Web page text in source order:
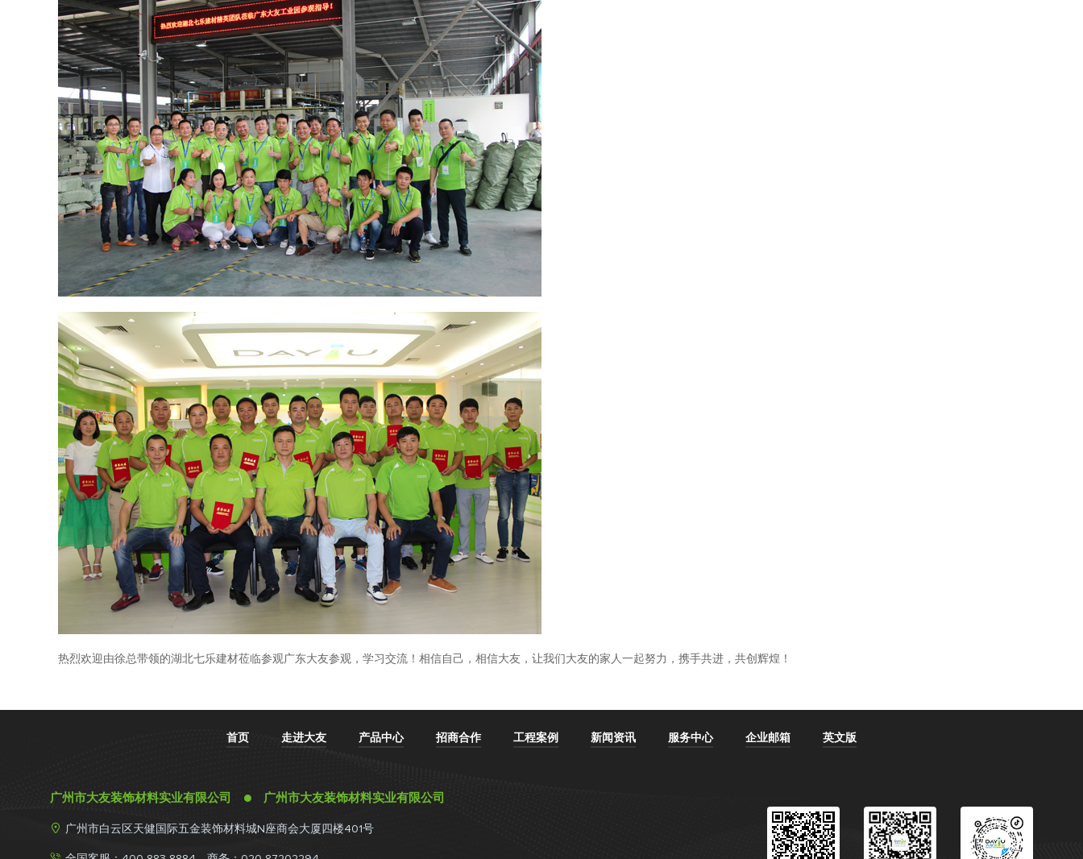
热烈欢迎由徐总带领的湖北七乐建材莅临参观广东大友参观，学习交流！相信自己，相信大友，让我们大友的家人一起努力，携手共进，共创辉煌！
首页 走进大友 产品中心 招商合作 工程案例 新闻资讯 服务中心 企业邮箱 英文版
广州市大友装饰材料实业有限公司 ● 广州市大友装饰材料实业有限公司
 广州市白云区天健国际五金装饰材料城N座商会大厦四楼401号